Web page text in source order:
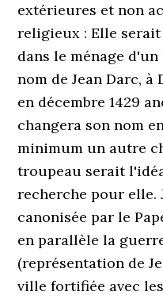
extérieures et non
religieux : Elle serait
dans le ménage
nom de Jean Darc,
en décembre 1429
changera son nom
minimum un autre
troupeau serait
recherche pour elle.
canonisée par le
en parallèle la
(représentation de
ville fortifiée avec